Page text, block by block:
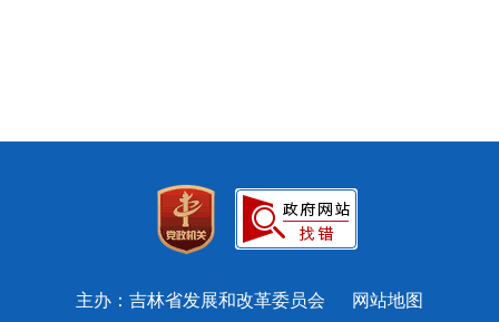
主办：吉林省发展和改革委员会 网站地图